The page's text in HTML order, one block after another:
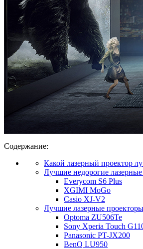
Содержание:
Какой лазерный проектор
Лучшие недорогие
Everycom S6 Plus
XGIMI MoGo
Casio XJ-V2
Лучшие лазерные
Optoma ZU506Te
Sony Xperia Touch
Panasonic PT-JX200
BenQ LU950